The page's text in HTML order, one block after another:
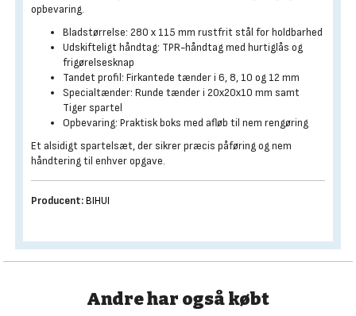
opbevaring.
Bladstørrelse: 280 x 115 mm rustfrit stål for holdbarhed
Udskifteligt håndtag: TPR-håndtag med hurtiglås og
frigørelsesknap
Tandet profil: Firkantede tænder i 6, 8, 10 og 12 mm
Specialtænder: Runde tænder i 20x20x10 mm samt
Tiger spartel
Opbevaring: Praktisk boks med afløb til nem rengøring
Et alsidigt spartelsæt, der sikrer præcis påføring og nem
håndtering til enhver opgave.
Producent:BIHUI
Andre har også købt